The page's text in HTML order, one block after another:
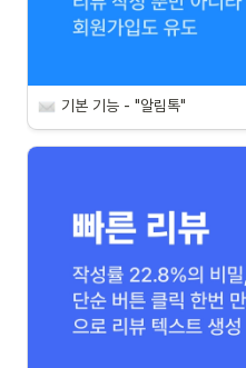
기본 기능 - "알림톡"